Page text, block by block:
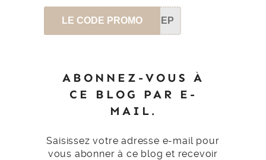
LE CODE PROMO SEP
ABONNEZ-VOUS À
CE BLOG PAR E-
MAIL.
Saisissez votre adresse e-mail pour
vous abonner à ce blog et recevoir